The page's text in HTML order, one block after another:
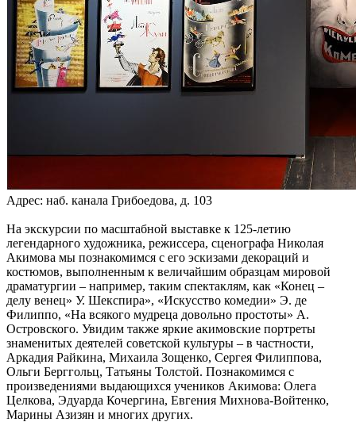
Адрес: наб. канала Грибоедова, д. 103
На экскурсии по масштабной выставке к 125-летию
легендарного художника, режиссера, сценографа Николая
Акимова мы познакомимся с его эскизами декораций и
костюмов, выполненным к величайшим образцам мировой
драматургии – например, таким спектаклям, как «Конец –
делу венец» У. Шекспира», «Искусство комедии» Э. де
Филиппо, «На всякого мудреца довольно простоты» А.
Островского. Увидим также яркие акимовские портреты
знаменитых деятелей советской культуры – в частности,
Аркадия Райкина, Михаила Зощенко, Сергея Филиппова,
Ольги Берггольц, Татьяны Толстой. Познакомимся с
произведениями выдающихся учеников Акимова: Олега
Целкова, Эдуарда Кочергина, Евгения Михнова-Войтенко,
Марины Азизян и многих других.